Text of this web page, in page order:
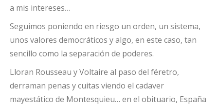
a mis intereses…
Seguimos poniendo en riesgo un orden, un sistema,
unos valores democráticos y algo, en este caso, tan
sencillo como la separación de poderes.
Lloran Rousseau y Voltaire al paso del féretro,
derraman penas y cuitas viendo el cadaver
mayestático de Montesquieu… en el obituario, España